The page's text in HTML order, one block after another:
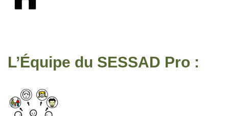
L’Équipe du SESSAD Pro :